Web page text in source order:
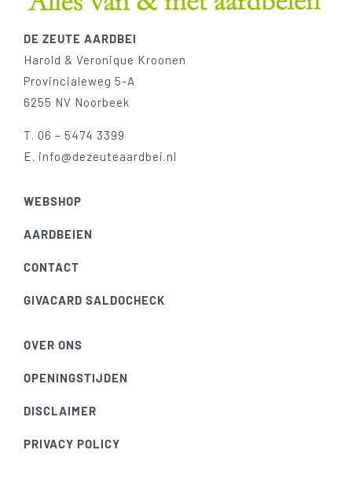
DE ZEUTE AARDBEI
Harold & Veronique Kroonen
Provincialeweg 5-A
6255 NV Noorbeek
T. 06 – 5474 3399
E. info@dezeuteaardbei.nl
WEBSHOP
AARDBEIEN
CONTACT
GIVACARD SALDOCHECK
OVER ONS
OPENINGSTIJDEN
DISCLAIMER
PRIVACY POLICY